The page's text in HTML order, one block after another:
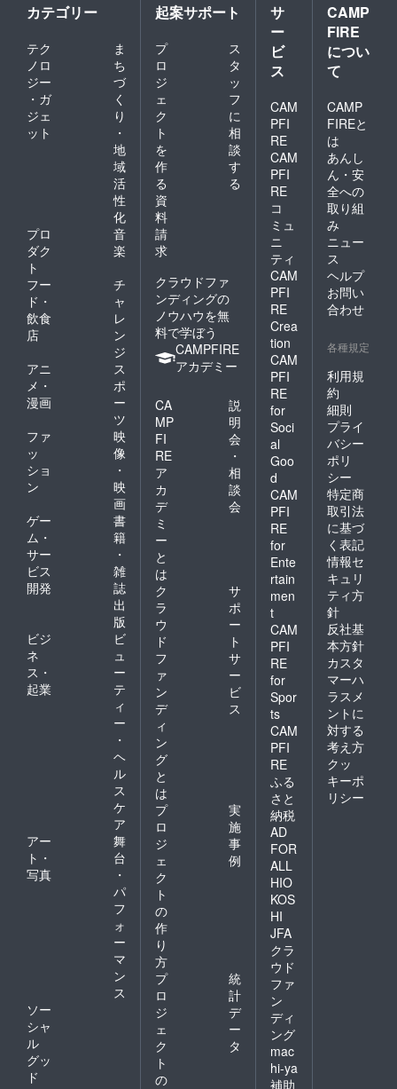
カテゴリー
テク
ノロ
ジー
・ガ
ジェ
ット
ま
ち
づ
く
り
・
地
域
活
性
化
プロ
ダク
ト
音
楽
フー
ド・
飲食
店
チ
ャ
レ
ン
ジ
アニ
メ・
漫画
ス
ポ
ー
ツ
ファ
ッ
ショ
ン
映
像
・
映
画
ゲー
ム・
サー
ビス
開発
書
籍
・
雑
誌
出
版
ビジ
ネ
ス・
起業
ビ
ュ
ー
テ
ィ
ー
・
ヘ
ル
ス
ケ
ア
アー
ト・
写真
舞
台
・
パ
フ
ォ
ー
マ
ン
ス
ソー
シャ
ル
グッ
ド
起案サポート
プ
ロ
ジ
ェ
ク
ト
を
作
る
ス
タ
ッ
フ
に
相
談
す
る
資
料
請
求
クラウドファ
ンディングの
ノウハウを無
料で学ぼう
CAMPFIRE
アカデミー
CA
MP
FI
RE
ア
カ
デ
ミ
ー
と
は
説
明
会
・
相
談
会
ク
ラ
ウ
ド
フ
ァ
ン
デ
ィ
ン
グ
と
は
サ
ポ
ー
ト
サ
ー
ビ
ス
プ
ロ
ジ
ェ
ク
ト
の
作
り
方
実
施
事
例
プ
ロ
ジ
ェ
ク
ト
の
統
計
デ
ー
タ
サ
ー
ビ
ス
CAM
PFI
RE
CAM
PFI
RE
コ
ミュ
ニ
ティ
CAM
PFI
RE
Crea
tion
CAM
PFI
RE
for
Soci
al
Goo
d
CAM
PFI
RE
for
Ente
rtain
men
t
CAM
PFI
RE
for
Spor
ts
CAM
PFI
RE
ふる
さと
納税
AD
FOR
ALL
HIO
KOS
HI
JFA
クラ
ウド
ファ
ン
ディ
ング
mac
hi-ya
補助
CAMP
FIRE
につい
て
CAMP
FIREと
は
あんし
ん・安
全への
取り組
み
ニュー
ス
ヘルプ
お問い
合わせ
各種規定
利用規
約
細則
プライ
バシー
ポリ
シー
特定商
取引法
に基づ
く表記
情報セ
キュリ
ティ方
針
反社基
本方針
カスタ
マーハ
ラスメ
ントに
対する
考え方
クッ
キーポ
リシー